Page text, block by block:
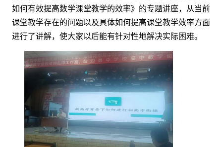
如何有效提高数学课堂教学的效率》的专题讲座，从当前
课堂教学存在的问题以及具体如何提高课堂教学效率方面
进行了讲解，使大家以后能有针对性地解决实际困难。